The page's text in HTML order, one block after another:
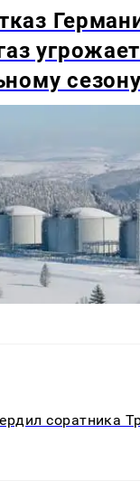
соратника